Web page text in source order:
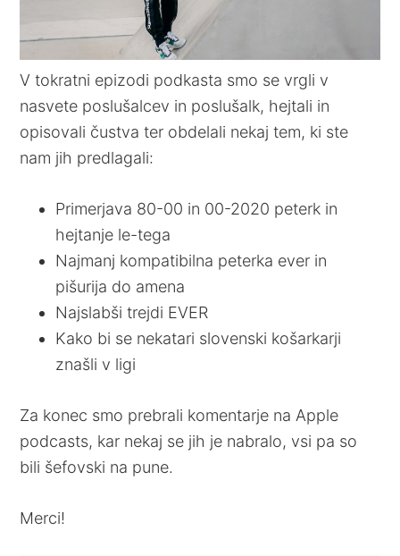
V tokratni epizodi podkasta smo se vrgli v
nasvete poslušalcev in poslušalk, hejtali in
opisovali čustva ter obdelali nekaj tem, ki ste
nam jih predlagali:
Primerjava 80-00 in 00-2020 peterk in
hejtanje le-tega
Najmanj kompatibilna peterka ever in
pišurija do amena
Najslabši trejdi EVER
Kako bi se nekatari slovenski košarkarji
znašli v ligi
Za konec smo prebrali komentarje na Apple
podcasts, kar nekaj se jih je nabralo, vsi pa so
bili šefovski na pune.
Merci!